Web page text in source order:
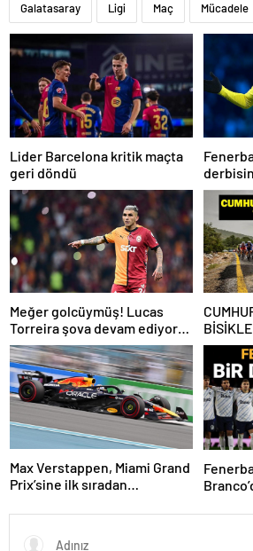
Galatasaray Ligi Maç Mücadele
Lider Barcelona kritik maçta
geri döndü
Rafa
Meğer golcüymüş! Lucas
Torreira şova devam ediyor…
İzmir
Max Verstappen, Miami Grand
Prix’sine ilk sıradan
sezon